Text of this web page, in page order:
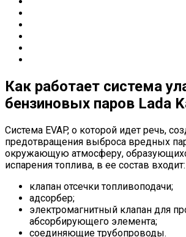
Как работает система
бензиновых паров Lada
Система EVAP, о которой идет речь,
предотвращения выброса вредных
окружающую атмосферу,
испарения топлива, в ее состав входит:
клапан отсечки топливоподачи;
адсорбер;
электромагнитный клапан для
абсорбирующего элемента;
соединяющие трубопроводы.